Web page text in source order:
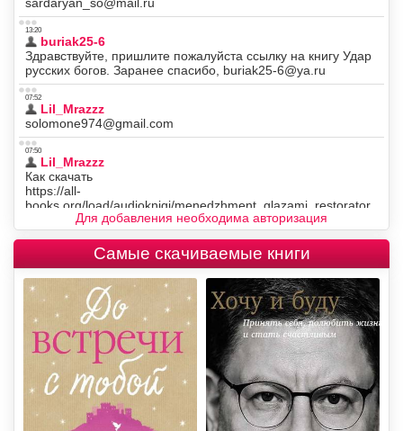
Для добавления необходима авторизация
Самые скачиваемые книги